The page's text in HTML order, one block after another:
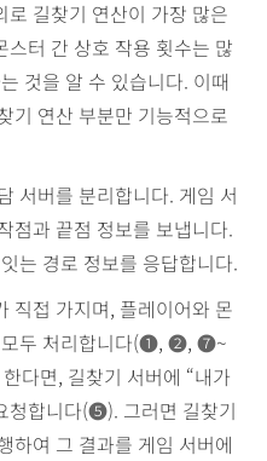
길찾기 연산이 가장 많은
터 간 상호 작용 횟수는 많
것을 알 수 있습니다. 이때
기 연산 부분만 기능적으로
서버를 분리합니다. 게임 서
점과 끝점 정보를 보냅니다.
는 경로 정보를 응답합니다.
직접 가지며, 플레이어와 몬
두 처리합니다(➊, ➋, ➐~
다면, 길찾기 서버에 “내가
청합니다(➎). 그러면 길찾기
하여 그 결과를 게임 서버에